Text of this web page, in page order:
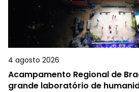
4 agosto 2026
Acampamento Regional de
grande laboratório de